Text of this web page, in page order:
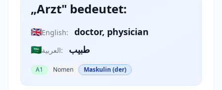
„Arzt" bedeutet:
🇬🇧English:
doctor, physician
🇸🇦
العربية: طبيب
A1 Nomen Maskulin (der)